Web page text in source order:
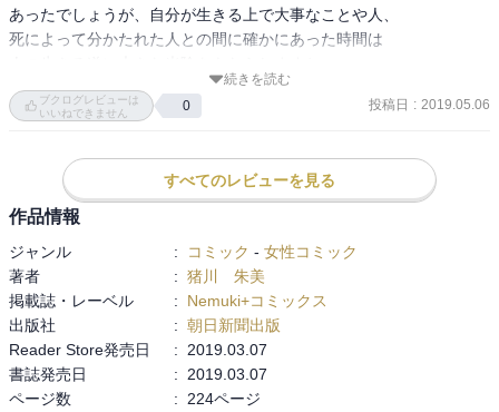
あったでしょうが、自分が生きる上で大事なことや人、
死によって分かたれた人との間に確かにあった時間は
今巻もしみじみと心に沁みるエピソードの数々でした。
新キャラクター・カヲルくんの若さと明るさが眩しいです。
続きを読む
ブクログレビューは
いいねできません
0 投稿日 : 2019.05.06
すべてのレビューを見る
作品情報
ジャンル : コミック - 女性コミック
著者
: 猪川 朱美
掲載誌・レーベル
:
Nemuki+コミックス
出版社
: 朝日新聞出版
Reader Store発売日
:
2019.03.07
書誌発売日
:
2019.03.07
ページ数
:
224ページ